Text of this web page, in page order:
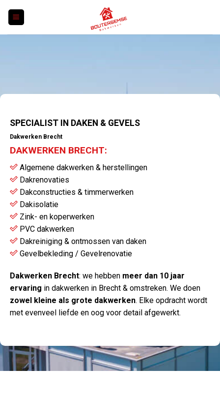
SPECIALIST IN DAKEN & GEVELS
Dakwerken Brecht
DAKWERKEN BRECHT:
Algemene dakwerken & herstellingen
Dakrenovaties
Dakconstructies & timmerwerken
Dakisolatie
Zink- en koperwerken
PVC dakwerken
Dakreiniging & ontmossen van daken
Gevelbekleding / Gevelrenovatie
Dakwerken Brecht: we hebben meer dan 10 jaar
ervaring in dakwerken in Brecht & omstreken. We doen
zowel kleine als grote dakwerken. Elke opdracht wordt
met evenveel liefde en oog voor detail afgewerkt.